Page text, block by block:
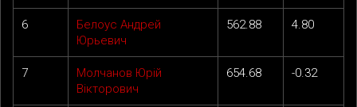
6
Белоус Андрей
Юрьевич
562.88 4.80
7
Молчанов Юрій
Вікторович
654.68 -0.32